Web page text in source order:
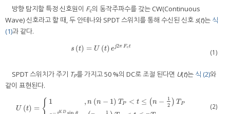
방향 탐지할 특정 신호원이 Fc의 동작주파수를 갖는 CW(Continuous
Wave) 신호라고 할 때, 두 안테나와 SPDT 스위치를 통해 수신된 신호s(t)는 식
(1)과 같다.
s (t) = U (t) ej2π Fct
s( )=U(t) ej2πFct (1)
SPDT 스위치가 주기 TP를 가지고 50 %의 DC로 조절 된다면 U(t)는 식 (2)와
같이 표현된다.
U (t) = { 1
K D
, n (n − 1) TP < t ≤ (n −
1
2 ) TP
1
U(t) ={1 ,n 1)TP )T K ) ≤nT (2)